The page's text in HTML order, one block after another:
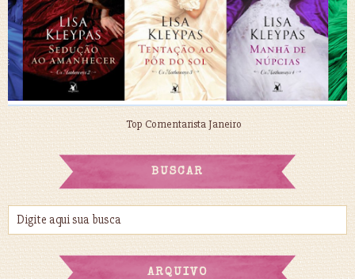
Top Comentarista Janeiro
BUSCAR
ARQUIVO